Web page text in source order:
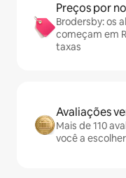
Preços por
Brodersby: os
começam em
taxas
Avaliações
Mais de 110
você a escolher